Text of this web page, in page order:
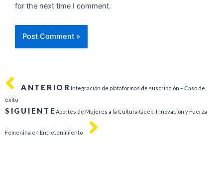
for the next time I comment.
ANTERIOR Integración de plataformas de suscripción – Caso de
éxito
SIGUIENTEAportes de Mujeres a la Cultura Geek: Innovación y Fuerza
Femenina en Entretenimiento